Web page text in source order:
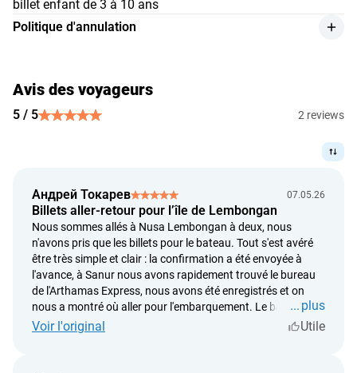
billet enfant de 3 à 10 ans
Politique d'annulation
effectuée par le client au moins 48 heures avant le début
établissement médical ;
remboursement sera effectué avec une retenue de 50 % du
les remboursements sont effectués au taux de change fixé
par la Banque d’Indonésie le jour du paiement ;
un remboursement intégral est accordé si le prestataire ne
peut pas fournir le service ;
la demande de remboursement est examinée dans un délai
pouvant aller jusqu’à 5 jours ouvrables à compter de la
date de la demande du client ;
le remboursement est effectué dans un délai de 5 jours
Avis des voyageurs
5 / 5 2 reviews
Андрей Токарев 07.05.26
Billets aller-retour pour l’île de Lembongan
Nous sommes allés à Nusa Lembongan à deux, nous
n'avons pris que les billets pour le bateau. Tout s'est avéré
être très simple et clair : la confirmation a été envoyée à
l'avance, à Sanur nous avons rapidement trouvé le bureau
de l'Arthamas Express, nous avons été enregistrés et on
nous a montré où aller pour l'embarquement. Le bateau
était confortable, le voyage a duré environ 45 minutes. L'île
plus
Voir l'original
Utile